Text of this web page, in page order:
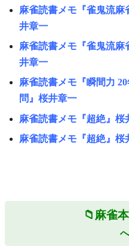
麻雀読書メモ『雀鬼流
井章一
麻雀読書メモ『雀鬼流
井章一
麻雀読書メモ『瞬間力
問』桜井章一
麻雀読書メモ『超絶』桜
麻雀読書メモ『超絶』桜
麻雀